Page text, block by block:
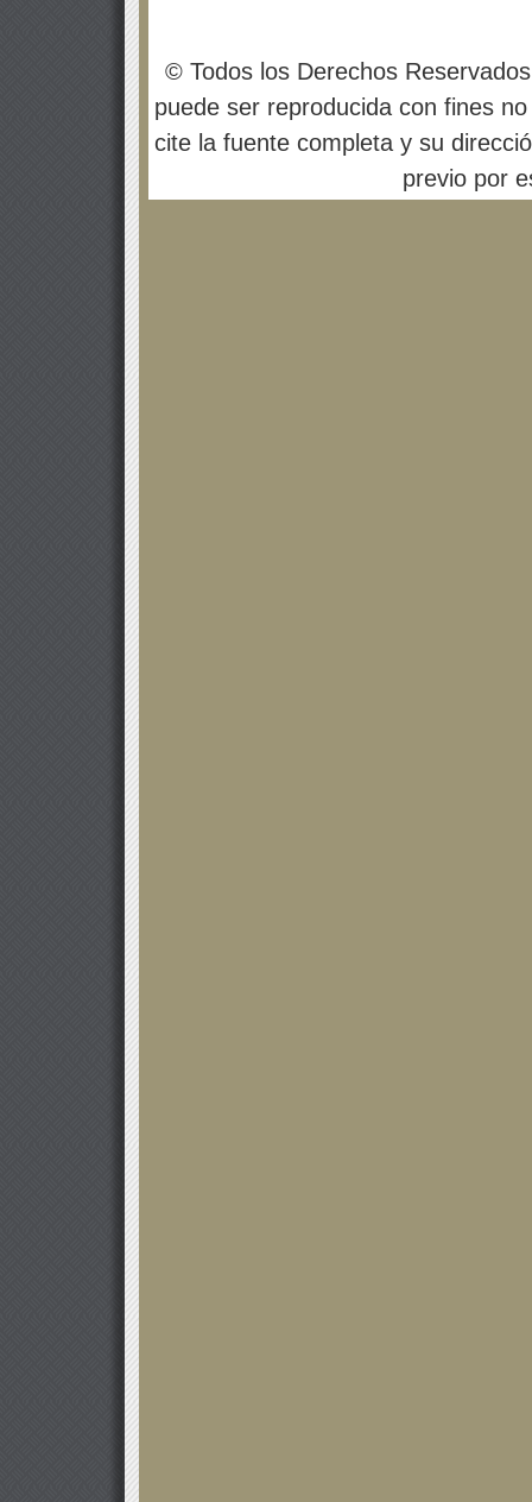
© Todos los Derechos
puede ser reproducida con fines
cite la fuente completa y su
previo por